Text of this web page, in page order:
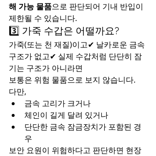
해 가능 물품으로 판단되어 기내 반입이
제한될 수 있습니다.
3️⃣ 가죽 수갑은 어떨까요?
가죽(또는 천 재질)이고✔ 날카로운 금속
구조가 없고✔ 실제 수갑처럼 단단히 잠
기는 구조가 아니라면
보통은 위험 물품으로 보지 않습니다.
다만,
금속 고리가 크거나
체인이 길게 달려 있거나
단단한 금속 잠금장치가 포함된 경
우
보안 요원이 위험하다고 판단하면 현장